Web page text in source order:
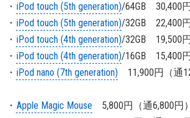
・ iPod touch (5th generation)/64GB 30,400
・ iPod touch (5th generation)/32GB 22,400
・ iPod touch (4th generation)/32GB 19,500
・ iPod touch (4th generation)/16GB 15,400
・ iPod nano (7th generation) 11,900円（通
・ Apple Magic Mouse 5,800円（通6,800円）